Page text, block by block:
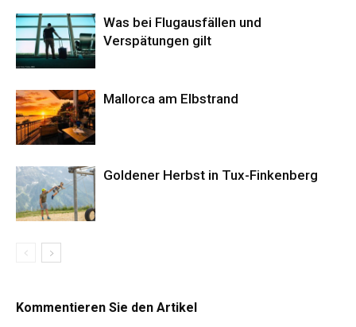
Was bei Flugausfällen und
Verspätungen gilt
Mallorca am Elbstrand
Goldener Herbst in Tux-Finkenberg
Kommentieren Sie den Artikel